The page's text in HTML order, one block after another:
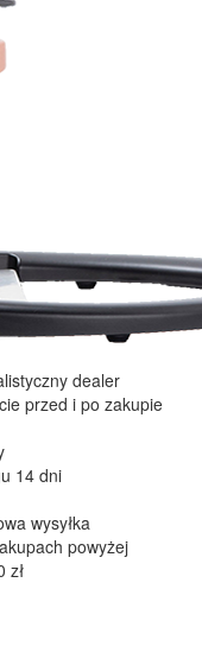
dealer
przed i po zakupie
14 dni
wysyłka
powyżej
zł